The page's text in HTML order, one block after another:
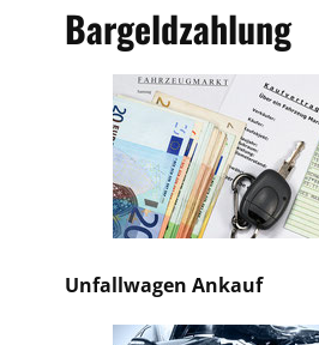
Bargeldzahlung
Unfallwagen Ankauf